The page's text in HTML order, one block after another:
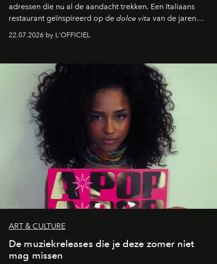
adressen die nu al de aandacht trekken. Een Italiaans
restaurant geïnspireerd op de dolce vita van de jaren
zestig, een Japanse hotspot die na zonsondergang
verandert in een bruisende ontmoetingsplek en de
neerstrijkt in Saint-Tropez. Dit zijn de nieuwe adressen
die deze zomer de toon zetten, van lange lunches tot
zwoele nachten.
22.07.2026 by L'OFFICIEL
ART & CULTURE
De muziekreleases die je deze zomer niet
mag missen